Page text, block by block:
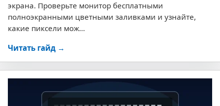
экрана. Проверьте монитор бесплатными
полноэкранными цветными заливками и узнайте,
какие пиксели мож...
Читать гайд →